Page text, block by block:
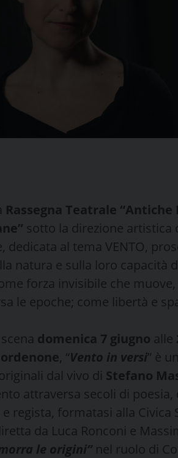
Rassegna Teatrale “Antiche
sotto la direzione artistica
dedicata al tema VENTO,
natura e sulla loro capacità
forza invisibile che
le epoche; come libertà e
domenica 7 giugno alle
, “Vento in versi” è
dal vivo di Stefano
attraversa secoli di poesia,
regista, formatasi alla Civica
da Luca Ronconi e
le origini”nel ruolo di